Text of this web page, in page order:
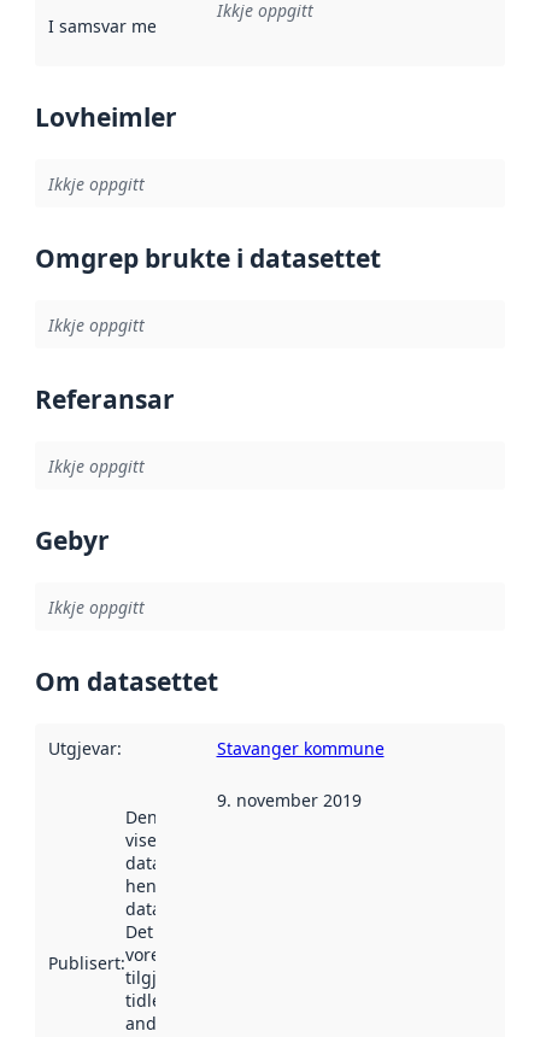
I samsvar med Referanse til ei implementeringsregel eller
Ikkje oppgitt
Lovheimler
Ikkje oppgitt
Omgrep brukte i datasettet
Ikkje oppgitt
Referansar
Ikkje oppgitt
Gebyr
Ikkje oppgitt
Om datasettet
Utgjevar: Stavanger kommune
Publisert:
Denne datoen
viser når
datasettet vart
henta inn av
data.norge.no.
Det kan ha
vore
tilgjengeleg
tidlegare
andre stader.
9. november 2019